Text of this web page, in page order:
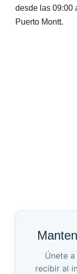
desde las 09:00
Puerto Montt.
Únete
recibir al